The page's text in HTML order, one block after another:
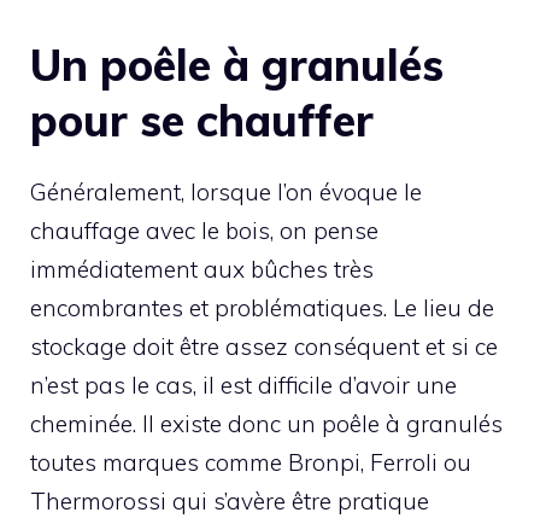
Un poêle à granulés
pour se chauffer
Généralement, lorsque l’on évoque le
chauffage avec le bois, on pense
immédiatement aux bûches très
encombrantes et problématiques. Le lieu de
stockage doit être assez conséquent et si ce
n’est pas le cas, il est difficile d’avoir une
cheminée. Il existe donc un poêle à granulés
toutes marques comme Bronpi, Ferroli ou
Thermorossi qui s’avère être pratique